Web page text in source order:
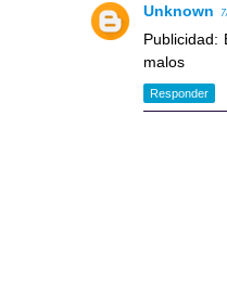
Unknown
Publicidad:
malos
Responder